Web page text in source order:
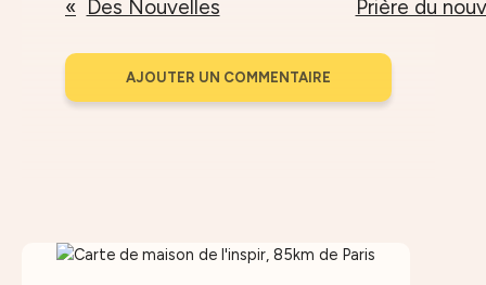
Des Nouvelles Prière du
AJOUTER UN COMMENTAIRE